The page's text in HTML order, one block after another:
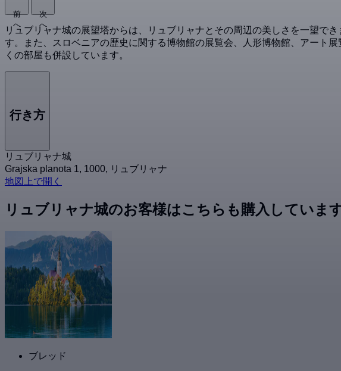
前
へ
次
へ
リュブリャナ城の展望塔からは、リュブリャナとその周辺の美しさを一望で
す。また、スロベニアの歴史に関する博物館の展覧会、人形博物館、アート
くの部屋も併設しています。
行き方
リュブリャナ城
Grajska planota 1, 1000, リュブリャナ
地図上で開く
リュブリャナ城のお客様はこちらも購入していま
ブレッド